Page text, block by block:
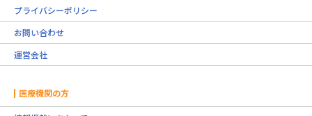
プライバシーポリシー
お問い合わせ
運営会社
医療機関の方